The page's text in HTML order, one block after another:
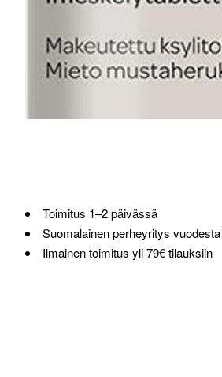
Toimitus 1–2 päivässä
Suomalainen perheyritys vuodesta
Ilmainen toimitus yli 79€ tilauksiin